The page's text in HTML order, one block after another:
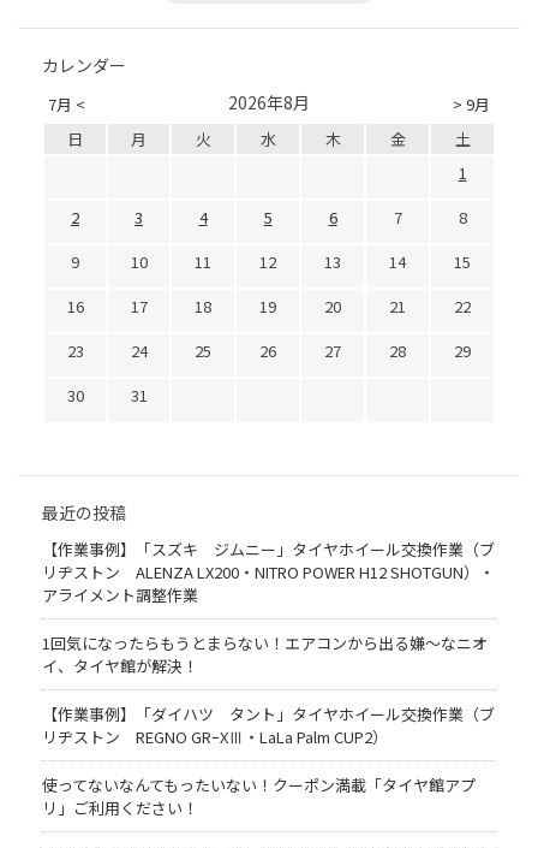
カレンダー
7月 < > 9月
2026年8月
日 月 火 水 木 金
土
1
2
3 4 5 6 7
8
9
10 11 12 13 14
15
16
17 18 19 20 21
22
23
24 25 26 27 28
29
30
31
最近の投稿
【作業事例】「スズキ ジムニー」タイヤホイール交換作業（ブ
リヂストン ALENZA LX200・NITRO POWER H12 SHOTGUN）・
アライメント調整作業
1回気になったらもうとまらない！エアコンから出る嫌〜なニオ
イ、タイヤ館が解決！
【作業事例】「ダイハツ タント」タイヤホイール交換作業（ブ
リヂストン REGNO GRｰXⅢ・LaLa Palm CUP2）
使ってないなんてもったいない！クーポン満載「タイヤ館アプ
リ」ご利用ください！